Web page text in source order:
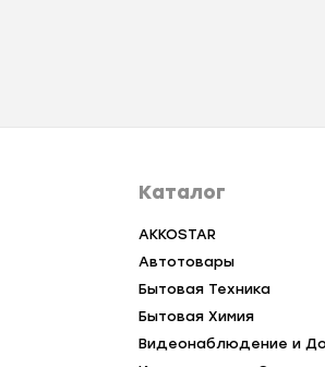
Каталог
AKKOSTAR
Автотовары
Бытовая Техника
Бытовая Химия
Видеонаблюдение и